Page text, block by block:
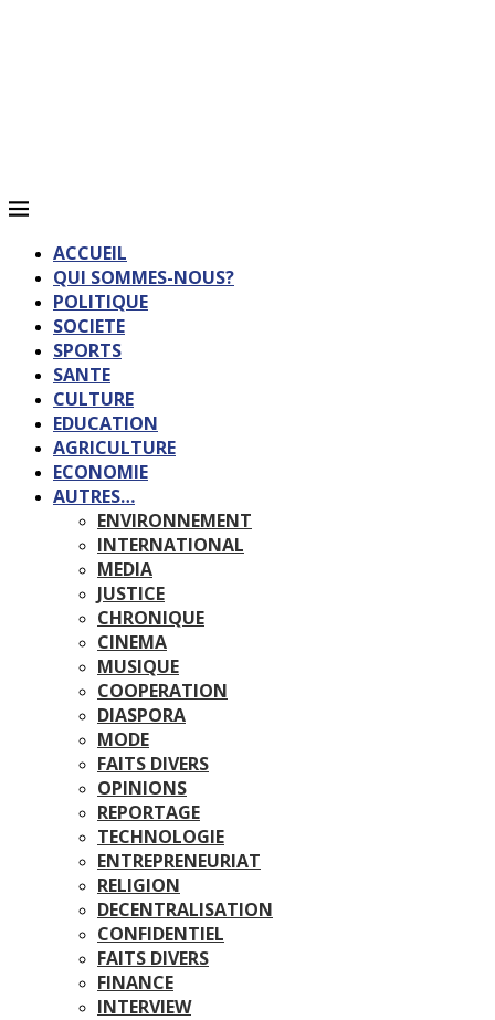
ACCUEIL
QUI SOMMES-NOUS?
POLITIQUE
SOCIETE
SPORTS
SANTE
CULTURE
EDUCATION
AGRICULTURE
ECONOMIE
AUTRES…
ENVIRONNEMENT
INTERNATIONAL
MEDIA
JUSTICE
CHRONIQUE
CINEMA
MUSIQUE
COOPERATION
DIASPORA
MODE
FAITS DIVERS
OPINIONS
REPORTAGE
TECHNOLOGIE
ENTREPRENEURIAT
RELIGION
DECENTRALISATION
CONFIDENTIEL
FAITS DIVERS
FINANCE
INTERVIEW